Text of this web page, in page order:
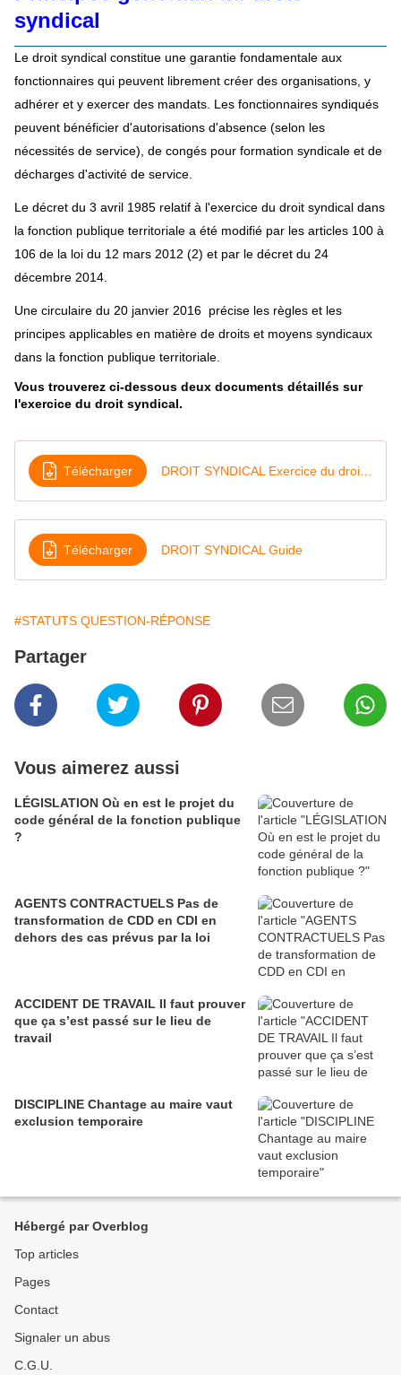
syndical
Le droit syndical constitue une garantie fondamentale aux
fonctionnaires qui peuvent librement créer des organisations, y
adhérer et y exercer des mandats. Les fonctionnaires syndiqués
peuvent bénéficier d'autorisations d'absence (selon les
nécessités de service), de congés pour formation syndicale et de
décharges d'activité de service.
Le décret du 3 avril 1985 relatif à l'exercice du droit syndical dans
la fonction publique territoriale a été modifié par les articles 100 à
106 de la loi du 12 mars 2012 (2) et par le décret du 24
décembre 2014.
Une circulaire du 20 janvier 2016 précise les règles et les
principes applicables en matière de droits et moyens syndicaux
dans la fonction publique territoriale.
Vous trouverez ci-dessous deux documents détaillés sur
l'exercice du droit syndical.
Télécharger
Télécharger DROIT SYNDICAL Guide
#STATUTS QUESTION-RÉPONSE
Partager
Vous aimerez aussi
LÉGISLATION Où en est le projet du
code général de la fonction publique
?
AGENTS CONTRACTUELS Pas de
transformation de CDD en CDI en
dehors des cas prévus par la loi
ACCIDENT DE TRAVAIL Il faut prouver
que ça s’est passé sur le lieu de
travail
DISCIPLINE Chantage au maire vaut
exclusion temporaire
Hébergé par Overblog
Top articles
Pages
Contact
Signaler un abus
C.G.U.